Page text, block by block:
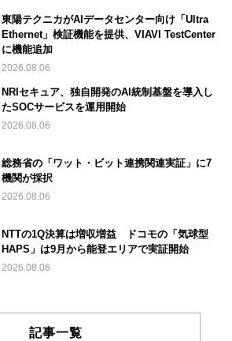
東陽テクニカがAIデータセンター向け「Ultra
Ethernet」検証機能を提供、VIAVI TestCenter
に機能追加
2026.08.06
NRIセキュア、独自開発のAI統制基盤を導入し
たSOCサービスを運用開始
2026.08.06
総務省の「ワット・ビット連携関連実証」に7
機関が採択
2026.08.06
NTTの1Q決算は増収増益 ドコモの「気球型
HAPS」は9月から能登エリアで実証開始
2026.08.06
記事一覧